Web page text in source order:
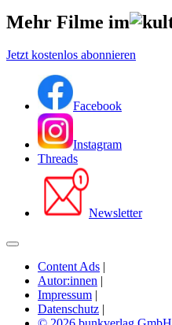
Mehr Filme im
Jetzt kostenlos abonnieren
Facebook
Instagram
Threads
Newsletter
Content Ads |
Autor:innen |
Impressum |
Datenschutz |